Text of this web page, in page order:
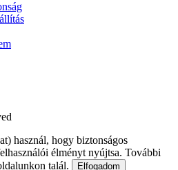
használ, hogy biztonságos
élményt nyújtsa. További
talál. Elfogadom